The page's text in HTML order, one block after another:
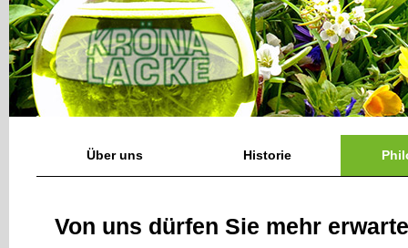
Über uns Historie
Von uns dürfen Sie mehr